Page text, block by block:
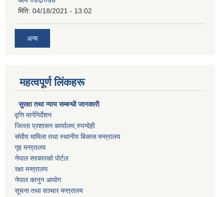
मिति: 04/18/2021 - 13:02
अन्य
महत्वपूर्ण लिंकहरू
सुरक्षा तथा न्याय सम्बन्धी जानकारी
वृत्ति मार्गनिर्देशन
जिल्ला प्रशासन कार्यालय,रुपन्देही
संघीय मामिला तथा स्थानीय बिकास मन्त्रालय
गृह मन्त्रालय
नेपाल सरकारको पोर्टल
रक्षा मन्त्रालय
नेपाल कानुन आयोग
सूचना तथा सञ्चार मन्त्रालय